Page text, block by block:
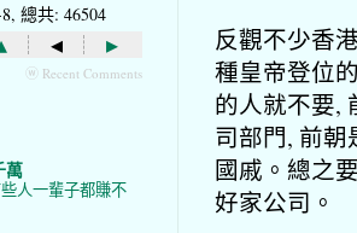
反觀不少香
種皇帝登位
的人就不要,
司部門, 前
國戚。總之
好家公司。
總共: 46504
◂ ▸
ⓦ Recent Comments
萬
人一輩子都賺不